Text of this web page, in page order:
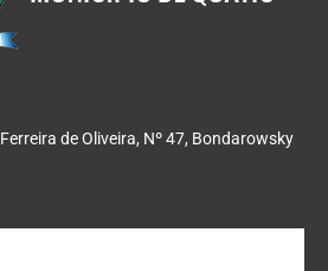
de Oliveira, Nº 47, Bondarowsky